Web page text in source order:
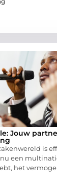
Jouw
is
nu een
het